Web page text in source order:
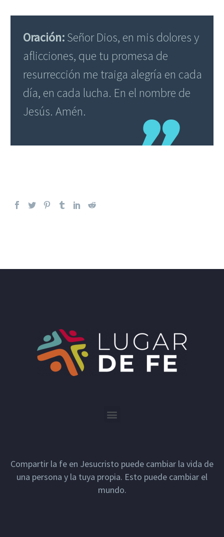
Oración:Señor Dios, en mis dolores y
aflicciones, que tu promesa de
resurrección me traiga alegría en cada
día, en cada lucha. En el nombre de
Jesús. Amén.
Compartir la fe en Jesucristo puede cambiar la vida de
una persona y la tuya propia. Esto puede cambiar el
mundo.